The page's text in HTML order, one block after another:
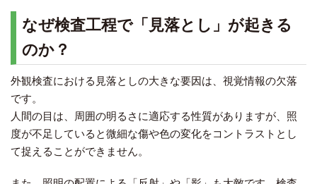
なぜ検査工程で「見落とし」が起きる
のか？
外観検査における見落としの大きな要因は、視覚情報の欠落
です。
人間の目は、周囲の明るさに適応する性質がありますが、照
度が不足していると微細な傷や色の変化をコントラストとし
て捉えることができません。